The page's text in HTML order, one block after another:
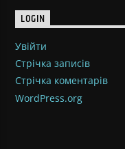
LOGIN
Увійти
Стрічка записів
Стрічка коментарів
WordPress.org